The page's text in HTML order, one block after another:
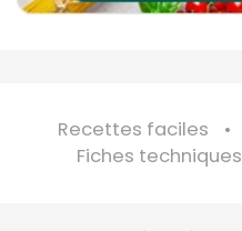
Recettes faciles
Fiches techniques